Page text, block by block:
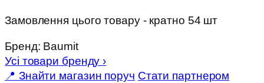
Замовлення цього товару - кратно 54 шт
Бренд: Baumit
Усі товари бренду ›
📍 Знайти магазин поруч Стати партнером